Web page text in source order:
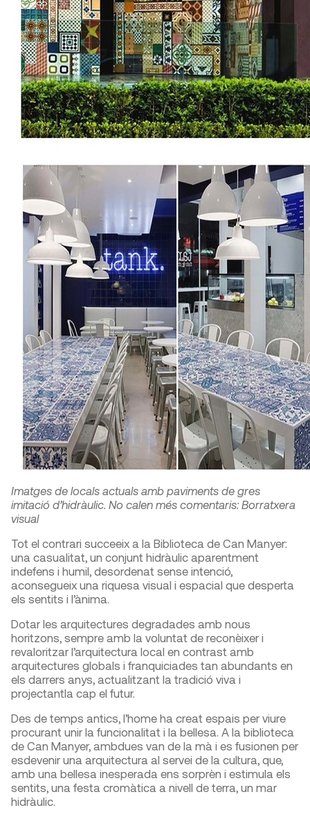
Imatges de locals actuals amb paviments de gres
imitació d’hidràulic. No calen més comentaris: Borratxera
visual
Tot el contrari succeeix a la Biblioteca de Can Manyer:
una casualitat, un conjunt hidràulic aparentment
indefens i humil, desordenat sense intenció,
aconsegueix una riquesa visual i espacial que desperta
els sentits i l’ànima.
Dotar les arquitectures degradades amb nous
horitzons, sempre amb la voluntat de reconèixer i
revaloritzar l’arquitectura local en contrast amb
arquitectures globals i franquiciades tan abundants en
els darrers anys, actualitzant la tradició viva i
projectantla cap el futur.
Des de temps antics, l’home ha creat espais per viure
procurant unir la funcionalitat i la bellesa. A la biblioteca
de Can Manyer, ambdues van de la mà i es fusionen per
esdevenir una arquitectura al servei de la cultura, que,
amb una bellesa inesperada ens sorprèn i estimula els
sentits, una festa cromàtica a nivell de terra, un mar
hidràulic.